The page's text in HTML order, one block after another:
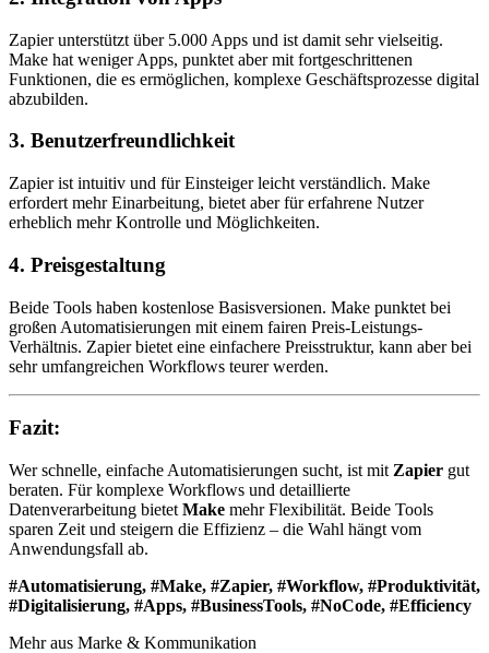
Zapier unterstützt über 5.000 Apps und ist damit sehr vielseitig.
Make hat weniger Apps, punktet aber mit fortgeschrittenen
Funktionen, die es ermöglichen, komplexe Geschäftsprozesse digital
abzubilden.
3. Benutzerfreundlichkeit
Zapier ist intuitiv und für Einsteiger leicht verständlich. Make
erfordert mehr Einarbeitung, bietet aber für erfahrene Nutzer
erheblich mehr Kontrolle und Möglichkeiten.
4. Preisgestaltung
Beide Tools haben kostenlose Basisversionen. Make punktet bei
großen Automatisierungen mit einem fairen Preis-Leistungs-
Verhältnis. Zapier bietet eine einfachere Preisstruktur, kann aber bei
sehr umfangreichen Workflows teurer werden.
Fazit:
Wer schnelle, einfache Automatisierungen sucht, ist mit Zapier gut
beraten. Für komplexe Workflows und detaillierte
Datenverarbeitung bietet Make mehr Flexibilität. Beide Tools
sparen Zeit und steigern die Effizienz – die Wahl hängt vom
Anwendungsfall ab.
#Automatisierung, #Make, #Zapier, #Workflow, #Produktivität,
#Digitalisierung, #Apps, #BusinessTools, #NoCode, #Efficiency
Mehr aus Marke & Kommunikation